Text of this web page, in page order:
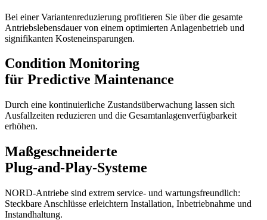
Bei einer Variantenreduzierung profitieren Sie über die gesamte
Antriebslebensdauer von einem optimierten Anlagenbetrieb und
signifikanten Kosteneinsparungen.
Condition Monitoring
für Predictive Maintenance
Durch eine kontinuierliche Zustandsüberwachung lassen sich
Ausfallzeiten reduzieren und die Gesamtanlagenverfügbarkeit
erhöhen.
Maßgeschneiderte
Plug-and-Play-Systeme
NORD-Antriebe sind extrem service- und wartungsfreundlich:
Steckbare Anschlüsse erleichtern Installation, Inbetriebnahme und
Instandhaltung.